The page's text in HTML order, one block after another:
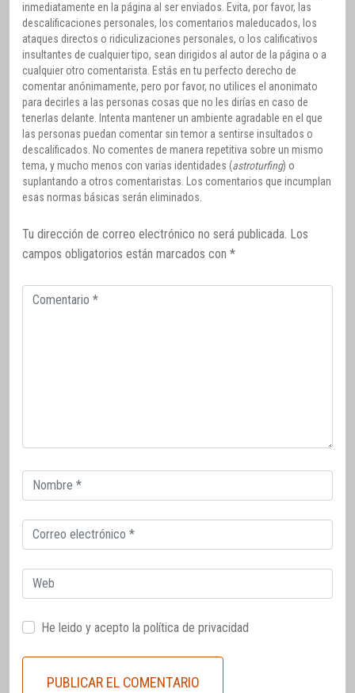
inmediatamente en la página al ser enviados. Evita, por favor, las
descalificaciones personales, los comentarios maleducados, los
ataques directos o ridiculizaciones personales, o los calificativos
insultantes de cualquier tipo, sean dirigidos al autor de la página o a
cualquier otro comentarista. Estás en tu perfecto derecho de
comentar anónimamente, pero por favor, no utilices el anonimato
para decirles a las personas cosas que no les dirías en caso de
tenerlas delante. Intenta mantener un ambiente agradable en el que
las personas puedan comentar sin temor a sentirse insultados o
descalificados. No comentes de manera repetitiva sobre un mismo
tema, y mucho menos con varias identidades (astroturfing) o
suplantando a otros comentaristas. Los comentarios que incumplan
esas normas básicas serán eliminados.
Tu dirección de correo electrónico no será publicada. Los
campos obligatorios están marcados con *
Comentario
Correo
electrónico
Correo
electrónico
Web
He leido y acepto la política de privacidad